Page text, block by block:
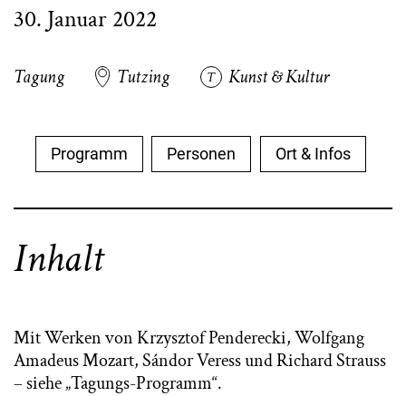
30. Januar 2022
Tagung Tutzing Kunst & Kultur
Programm Personen Ort & Infos
Inhalt
Mit Werken von Krzysztof Penderecki, Wolfgang
Amadeus Mozart, Sándor Veress und Richard Strauss
– siehe „Tagungs-Programm“.